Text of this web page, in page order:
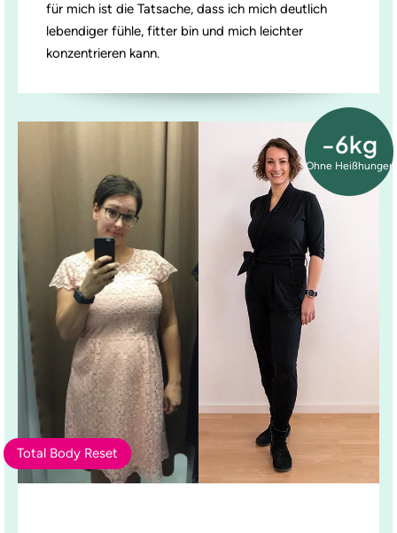
für mich ist die Tatsache, dass ich mich deutlich
lebendiger fühle, fitter bin und mich leichter
konzentrieren kann.
-6kg
Ohne Heißhunger
Total Body Reset